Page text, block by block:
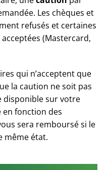
Les chèques et
refusés et certaines
(Mastercard,
qui n’acceptent que
la caution ne soit pas
disponible sur votre
fonction des
sera remboursé si le
même état.